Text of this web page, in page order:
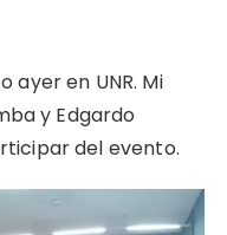
ayer en UNR. Mi
y Edgardo
del evento.